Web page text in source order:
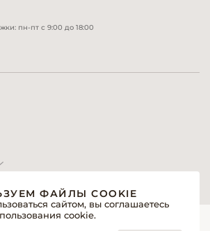
пн-пт с 9:00 до 18:00
и оборудование для профессионалов
ФАЙЛЫ COOKIE
сайтом, вы соглашаетесь
cookie.